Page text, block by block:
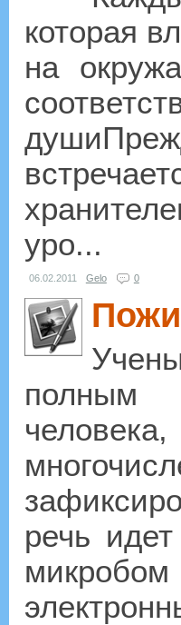
которая
на
уро...
06.02.2011 Gelo 0
полным
речь